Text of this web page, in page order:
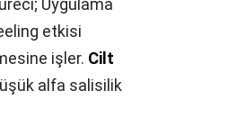
Uygulama
etkisi
işler. Cilt
alfa salisilik